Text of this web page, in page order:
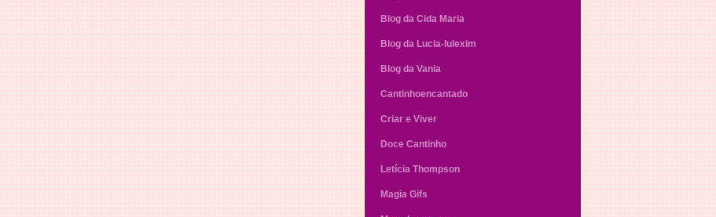
Blog da Cida Maria
Blog da Lucia-lulexim
Blog da Vania
Cantinhoencantado
Criar e Viver
Doce Cantinho
Letícia Thompson
Magia Gifs